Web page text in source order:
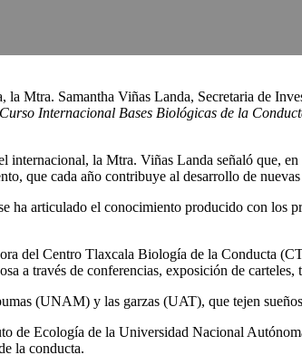
la Mtra. Samantha Viñas Landa, Secretaria de
Internacional Bases Biológicas de la
la Mtra. Viñas Landa señaló que,
que cada año contribuye al desarrollo de
ha articulado el conocimiento producido con
del Centro Tlaxcala Biología de la Conducta
a través de conferencias, exposición de carteles,
(UNAM) y las garzas (UAT), que tejen
de Ecología de la Universidad Nacional
la conducta.